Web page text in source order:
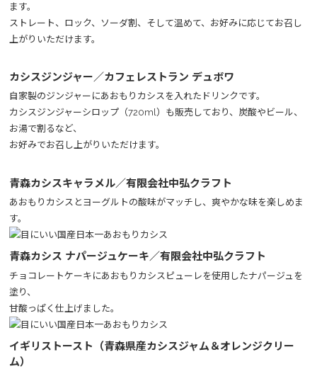
ます。
ストレート、ロック、ソーダ割、そして温めて、お好みに応じてお召し
上がりいただけます。
カシスジンジャー／カフェレストラン デュボワ
自家製のジンジャーにあおもりカシスを入れたドリンクです。
カシスジンジャーシロップ（720ml）も販売しており、炭酸やビール、
お湯で割るなど、
お好みでお召し上がりいただけます。
青森カシスキャラメル／有限会社中弘クラフト
あおもりカシスとヨーグルトの酸味がマッチし、爽やかな味を楽しめま
す。
青森カシス ナパージュケーキ／有限会社中弘クラフト
チョコレートケーキにあおもりカシスピューレを使用したナパージュを
塗り、
甘酸っぱく仕上げました。
イギリストースト（青森県産カシスジャム＆オレンジクリー
ム）